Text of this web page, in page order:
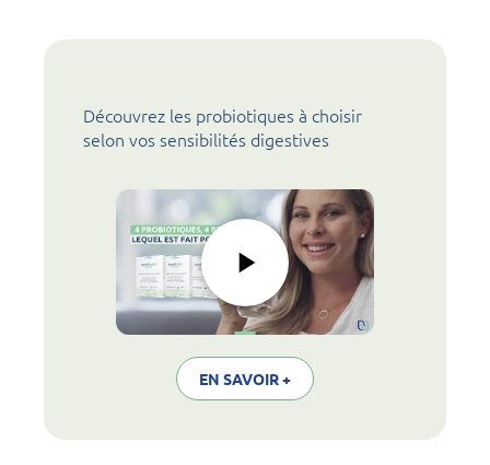
Découvrez les probiotiques à choisir
selon vos sensibilités digestives
EN SAVOIR +